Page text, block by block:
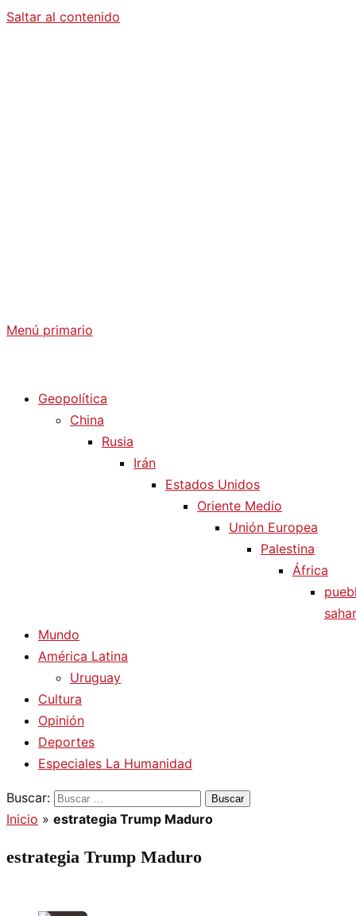
Saltar al contenido
Menú primario
Geopolítica
China
Rusia
Irán
Estados Unidos
Oriente Medio
Unión Europea
Palestina
África
Mundo
América Latina
Uruguay
Cultura
Opinión
Deportes
Especiales La Humanidad
Buscar:
Inicio » estrategia Trump Maduro
estrategia Trump Maduro